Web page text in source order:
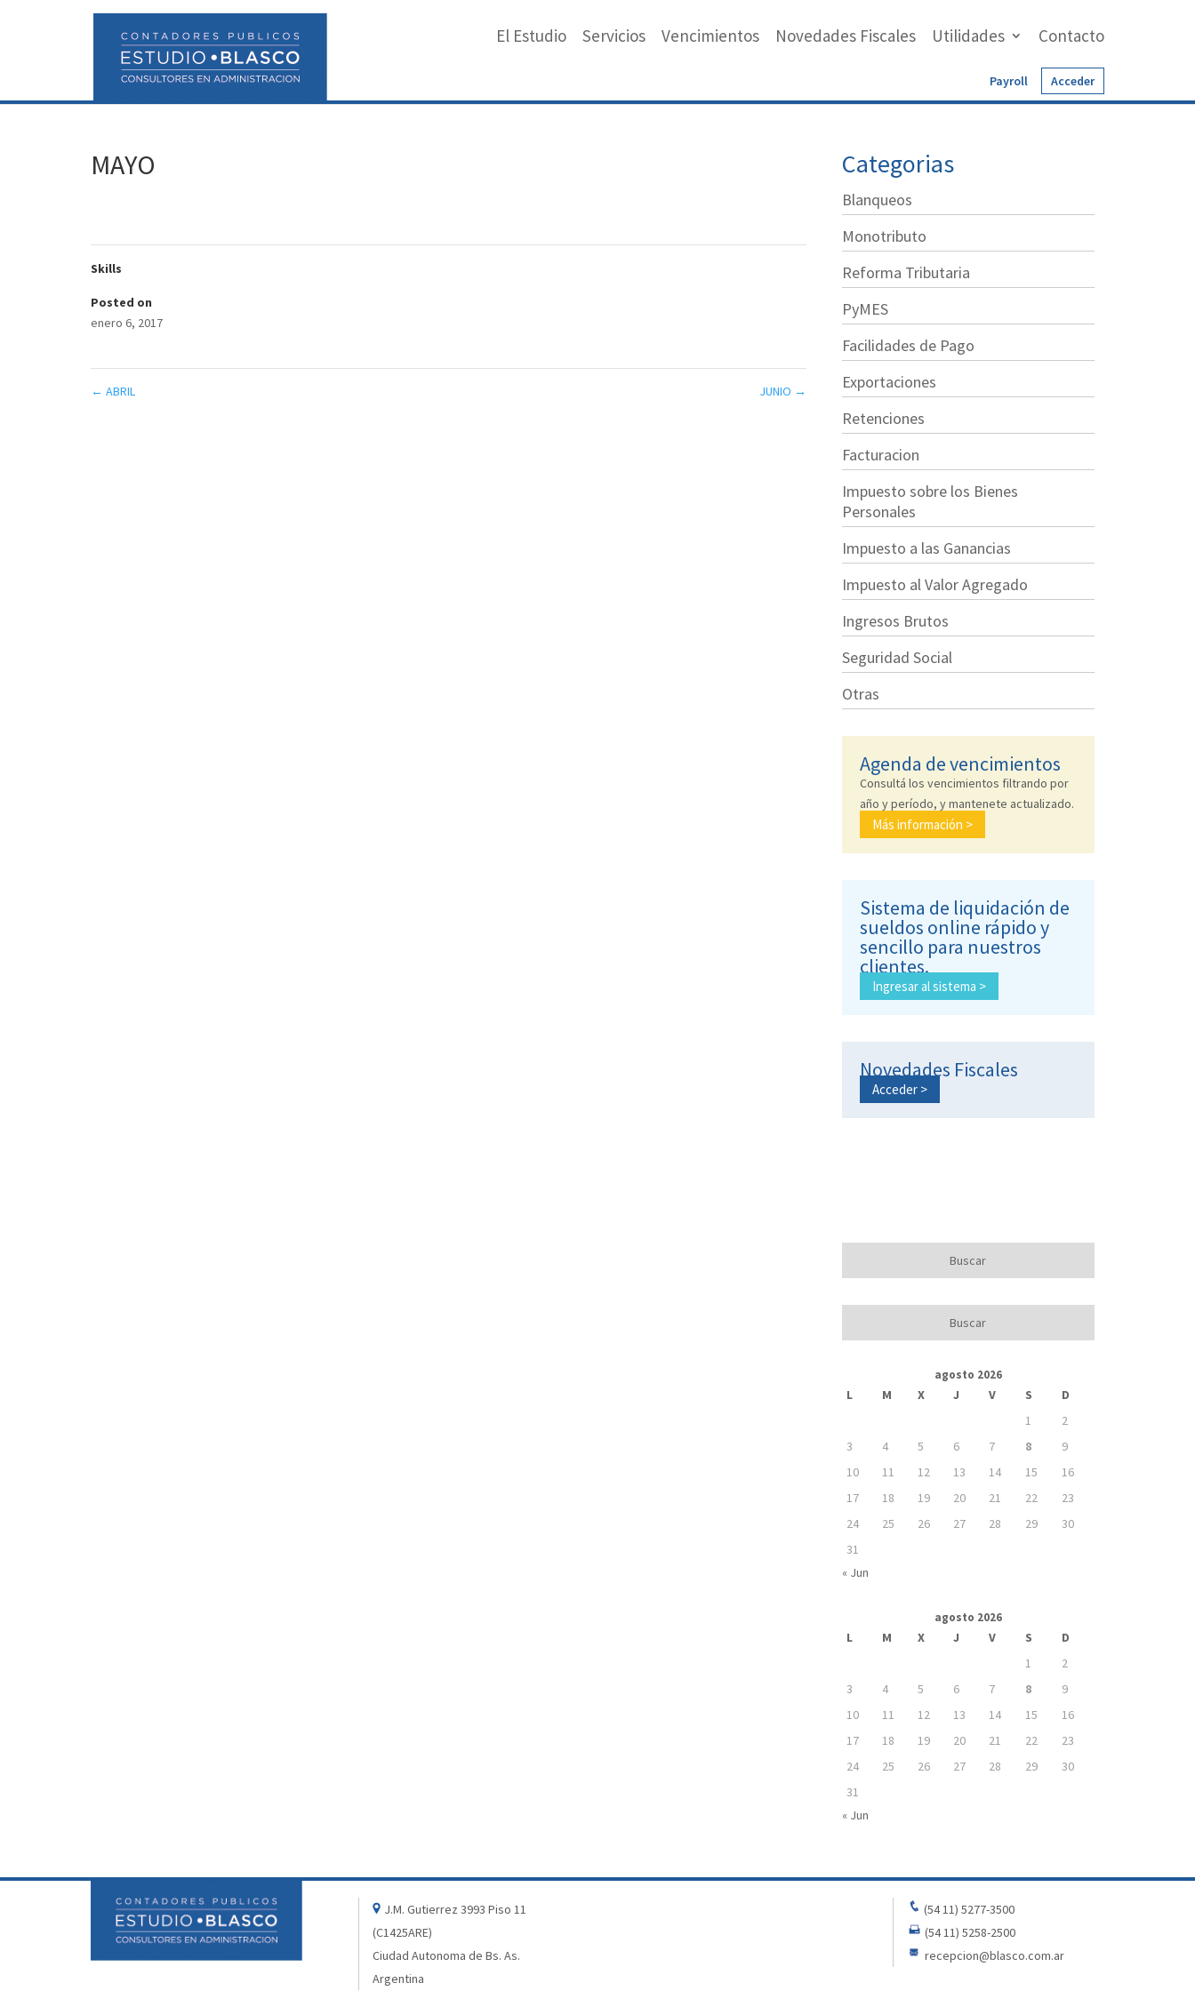
El Estudio Servicios Vencimientos Novedades Fiscales Utilidades Contacto
Payroll Acceder
MAYO
Skills
Posted on
enero 6, 2017
← ABRIL JUNIO →
Categorias
Blanqueos
Monotributo
Reforma Tributaria
PyMES
Facilidades de Pago
Exportaciones
Retenciones
Facturacion
Impuesto sobre los Bienes
Personales
Impuesto a las Ganancias
Impuesto al Valor Agregado
Ingresos Brutos
Seguridad Social
Otras
Agenda de vencimientos
Consultá los vencimientos filtrando por
año y período, y mantenete actualizado.
Más información >
Sistema de liquidación de
sueldos online rápido y
sencillo para nuestros
clientes.
Ingresar al sistema >
Novedades Fiscales
Acceder >
agosto 2026
L M X J V S
D
1
2
3
4 5 6 7 8
9
10
11 12 13 14 15
16
17
18 19 20 21 22
23
24
25 26 27 28 29
30
31
« Jun
agosto 2026
L M X J V S
D
1
2
3
4 5 6 7 8
9
10
11 12 13 14 15
16
17
18 19 20 21 22
23
24
25 26 27 28 29
30
31
« Jun
J.M. Gutierrez 3993 Piso 11
(C1425ARE)
Ciudad Autonoma de Bs. As.
Argentina
(54 11) 5277-3500
(54 11) 5258-2500
recepcion@blasco.com.ar